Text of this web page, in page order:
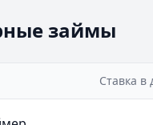
займы
Ставка в